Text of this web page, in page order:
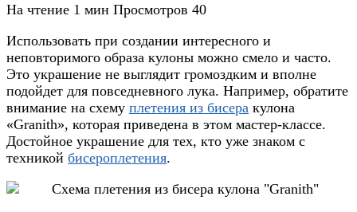
На чтение 1 мин Просмотров 40
Использовать при создании интересного и
неповторимого образа кулоны можно смело и часто.
Это украшение не выглядит громоздким и вполне
подойдет для повседневного лука. Например, обратите
внимание на схему плетения из бисера кулона
«Granith», которая приведена в этом мастер-классе.
Достойное украшение для тех, кто уже знаком с
техникой бисероплетения.